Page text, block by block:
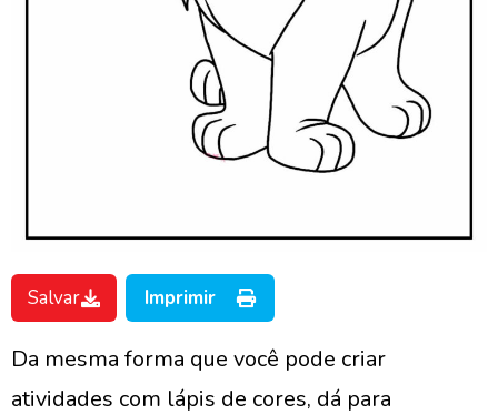
Salvar Imprimir
Da mesma forma que você pode criar
atividades com lápis de cores, dá para